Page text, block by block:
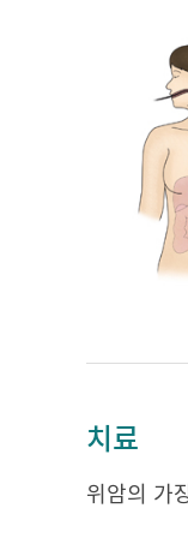
치료
위암의 가